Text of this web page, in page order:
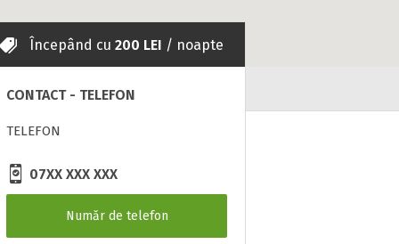
Începând cu 200 LEI / noapte
CONTACT - TELEFON
TELEFON
07XX XXX XXX
Număr de telefon